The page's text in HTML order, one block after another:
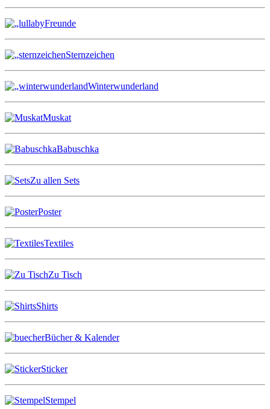
Freunde
Sternzeichen
Winterwunderland
Muskat
Babuschka
Zu allen Sets
Poster
Textiles
Zu Tisch
Shirts
Bücher & Kalender
Sticker
Stempel